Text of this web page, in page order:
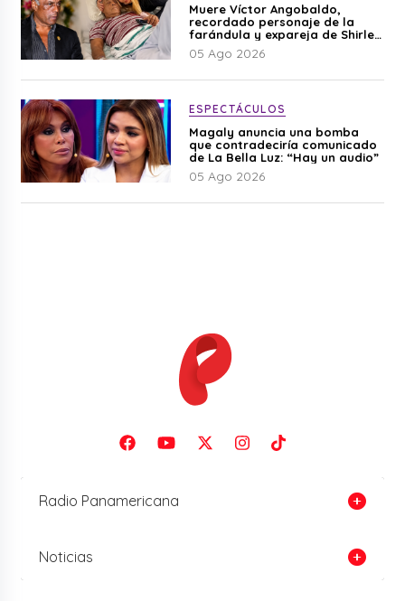
Muere Víctor Angobaldo,
recordado personaje de la
farándula y expareja de Shirley
Cherres
05 Ago 2026
ESPECTÁCULOS
Magaly anuncia una bomba
que contradeciría comunicado
de La Bella Luz: “Hay un audio”
05 Ago 2026
Radio Panamericana
Noticias